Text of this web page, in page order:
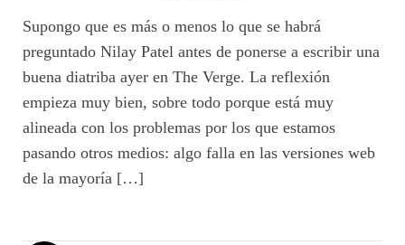
Supongo que es más o menos lo que se habrá
preguntado Nilay Patel antes de ponerse a escribir una
buena diatriba ayer en The Verge. La reflexión
empieza muy bien, sobre todo porque está muy
alineada con los problemas por los que estamos
pasando otros medios: algo falla en las versiones web
de la mayoría […]